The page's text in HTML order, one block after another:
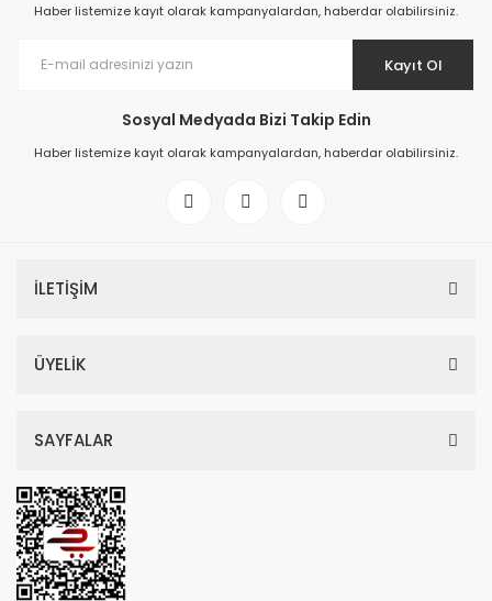
Haber listemize kayıt olarak kampanyalardan, haberdar olabilirsiniz.
Kayıt Ol
Sosyal Medyada Bizi Takip Edin
Haber listemize kayıt olarak kampanyalardan, haberdar olabilirsiniz.
İLETİŞİM
ÜYELİK
SAYFALAR